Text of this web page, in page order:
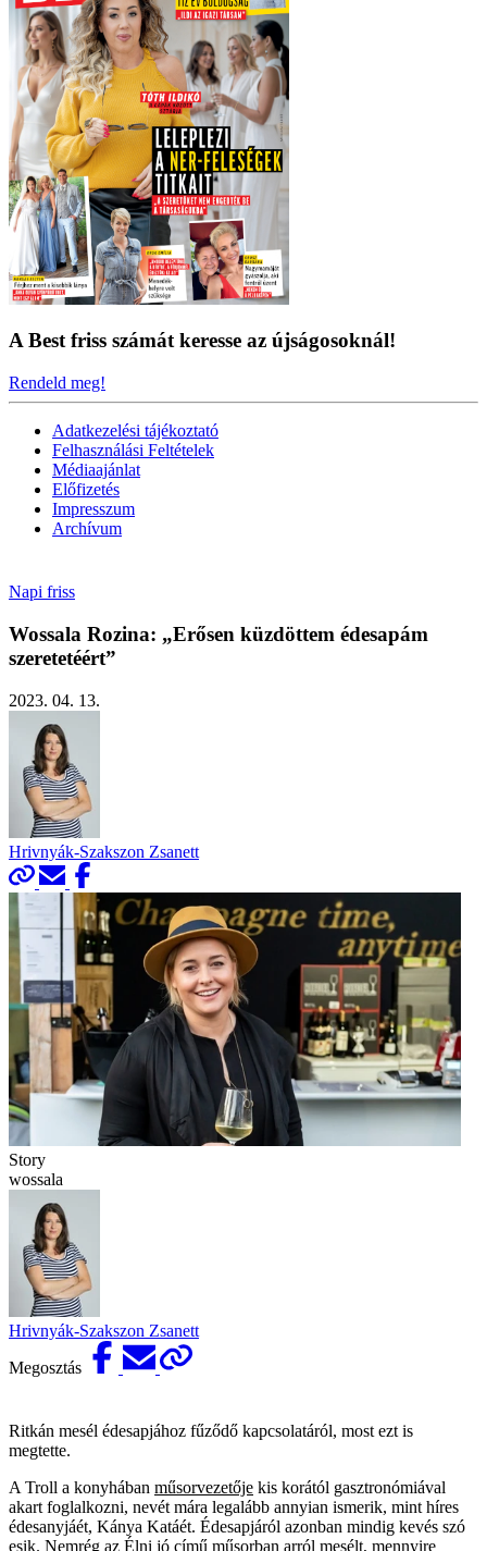
A Best friss számát keresse az újságosoknál!
Rendeld meg!
Adatkezelési tájékoztató
Felhasználási Feltételek
Médiaajánlat
Előfizetés
Impresszum
Archívum
Napi friss
Wossala Rozina: „Erősen küzdöttem édesapám
szeretetéért”
2023. 04. 13.
Hrivnyák-Szakszon Zsanett
Story
wossala
Hrivnyák-Szakszon Zsanett
Megosztás
Ritkán mesél édesapjához fűződő kapcsolatáról, most ezt is
megtette.
A Troll a konyhában műsorvezetője kis korától gasztronómiával
akart foglalkozni, nevét mára legalább annyian ismerik, mint híres
édesanyjáét, Kánya Katáét. Édesapjáról azonban mindig kevés szó
esik. Nemrég az Élni jó című műsorban arról mesélt, mennyire